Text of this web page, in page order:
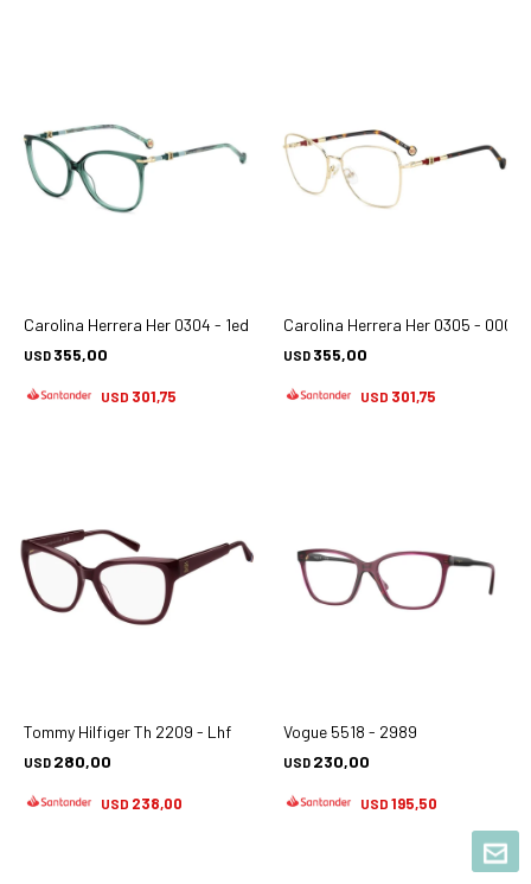
Carolina Herrera Her 0304 - 1ed
USD 355,00
USD 301,75
Carolina Herrera Her 0305 - 000
USD 355,00
USD 301,75
Tommy Hilfiger Th 2209 - Lhf
USD 280,00
USD 238,00
Vogue 5518 - 2989
USD 230,00
USD 195,50